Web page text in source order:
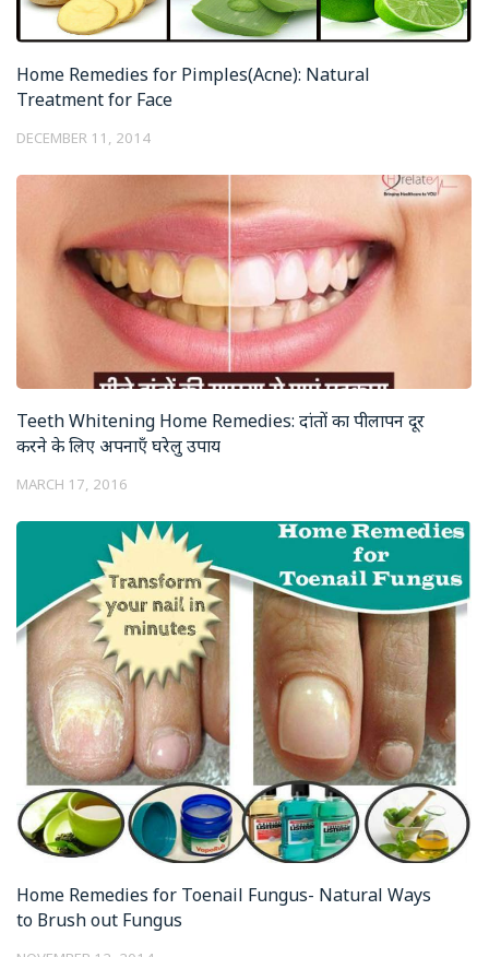
Home Remedies for Pimples(Acne): Natural
Treatment for Face
DECEMBER 11, 2014
Teeth Whitening Home Remedies: दांतों का पीलापन दूर
करने के लिए अपनाएँ घरेलु उपाय
MARCH 17, 2016
Home Remedies for Toenail Fungus- Natural Ways
to Brush out Fungus